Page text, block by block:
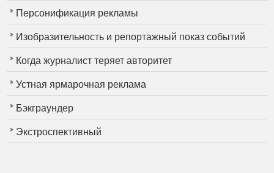
Персонификация рекламы
Изобразительность и репортажный показ событий
Когда журналист теряет авторитет
Устная ярмарочная реклама
Бэкграундер
Экстроспективный